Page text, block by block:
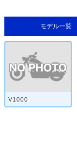
モデル一覧
V1000